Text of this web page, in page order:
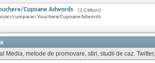
Cupoane Adwords
(1 Cititori)
cumparari Vouchere/Cupoane Adwords.
Media, metode de promovare, stiri, studii de caz.